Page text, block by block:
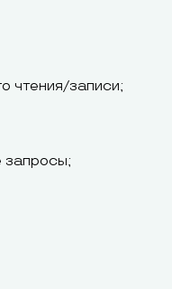
чтения/записи;
запросы;